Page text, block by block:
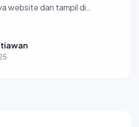
website dan tampil di